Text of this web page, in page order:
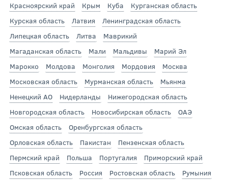
Красноярский край
Крым Куба
Курганская область
Курская область
Латвия
Ленинградская область
Липецкая область
Литва
Маврикий
Магаданская область
Мали Мальдивы
Марий Эл
Марокко
Молдова Монголия Мордовия
Москва
Московская область
Мурманская область
Мьянма
Ненецкий АО
Нидерланды
Нижегородская область
Новгородская область
Новосибирская область
ОАЭ
Омская область
Оренбургская область
Орловская область
Пакистан
Пензенская область
Пермский край
Польша Португалия
Приморский край
Псковская область
Россия Ростовская область
Румыния